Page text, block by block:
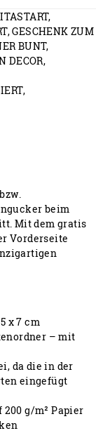
,
,GESCHENK ZUM
BUNT,
DECOR,
,
beim
Mit dem gratis
Vorderseite
x 7 cm
– mit
da die in der
eingefügt
g/m² Papier